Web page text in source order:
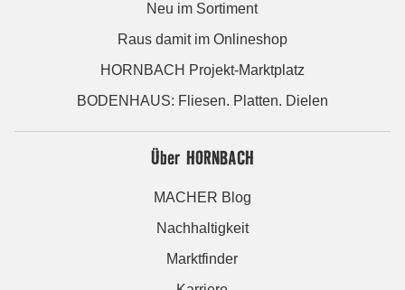
Neu im Sortiment
Raus damit im Onlineshop
HORNBACH Projekt-Marktplatz
BODENHAUS: Fliesen. Platten. Dielen
Über HORNBACH
MACHER Blog
Nachhaltigkeit
Marktfinder